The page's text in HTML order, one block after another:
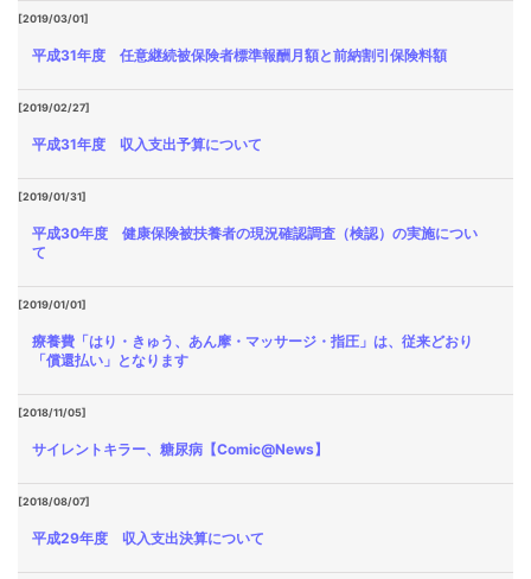
[2019/03/01]
平成31年度 任意継続被保険者標準報酬月額と前納割引保険料額
[2019/02/27]
平成31年度 収入支出予算について
[2019/01/31]
平成30年度 健康保険被扶養者の現況確認調査（検認）の実施につい
て
[2019/01/01]
療養費「はり・きゅう、あん摩・マッサージ・指圧」は、従来どおり
「償還払い」となります
[2018/11/05]
サイレントキラー、糖尿病【Comic@News】
[2018/08/07]
平成29年度 収入支出決算について